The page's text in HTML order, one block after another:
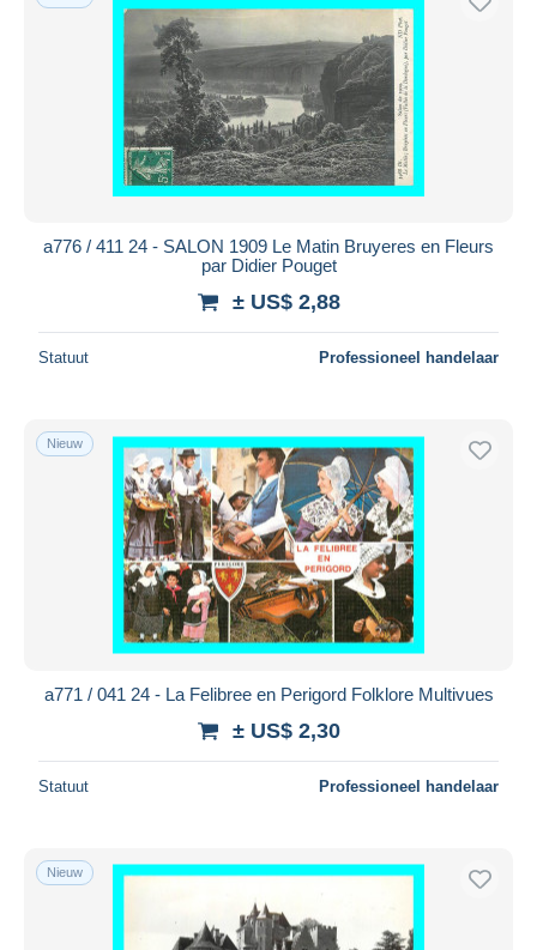
a776 / 411 24 - SALON 1909 Le Matin Bruyeres en Fleurs
par Didier Pouget
± US$ 2,88
Statuut Professioneel handelaar
Nieuw
a771 / 041 24 - La Felibree en Perigord Folklore Multivues
± US$ 2,30
Statuut Professioneel handelaar
Nieuw